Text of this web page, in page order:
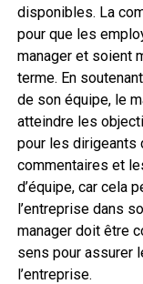
disponibles. La
pour que les
manager et soient
terme. En
de son équipe, le
atteindre les
pour les dirigeants
commentaires et
d’équipe, car cela
l’entreprise dans
manager doit être
sens pour assurer
l’entreprise.